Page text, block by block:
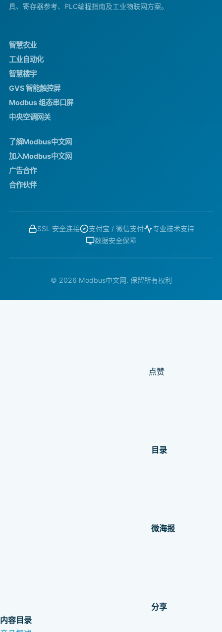
具、寄存器参考、PLC编程指南及工业物联网方案。
智慧农业
工业自动化
智慧楼宇
GVS 智能触控屏
Modbus 组态串口屏
中央空调网关
了解Modbus中文网
加入Modbus中文网
广告合作
合作伙伴
SSL 安全连接 支付宝 / 微信支付
专业技术支持
数据安全保障
© 2026 Modbus中文网. 保留所有权利
点赞
目录
微海报
分享
内容目录